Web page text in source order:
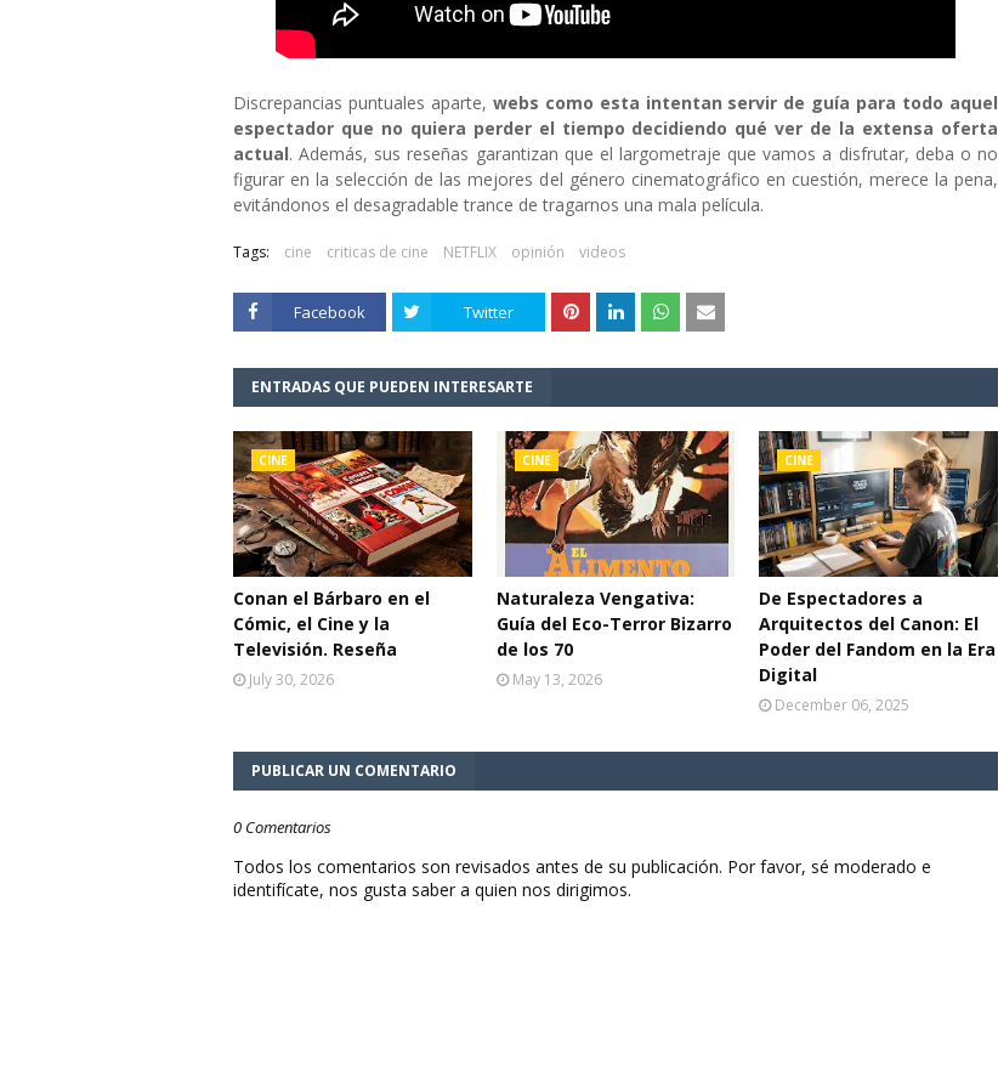
Discrepancias puntuales aparte, webs como esta intentan servir de guía para todo aquel
espectador que no quiera perder el tiempo decidiendo qué ver de la extensa oferta
actual. Además, sus reseñas garantizan que el largometraje que vamos a disfrutar, deba o no
figurar en la selección de las mejores del género cinematográfico en cuestión, merece la pena,
evitándonos el desagradable trance de tragarnos una mala película.
Tags: cine criticas de cine NETFLIX opinión videos
Facebook Twitter
ENTRADAS QUE PUEDEN INTERESARTE
CINE
Conan el Bárbaro en el
Cómic, el Cine y la
Televisión. Reseña
July 30, 2026
CINE
Naturaleza Vengativa:
Guía del Eco-Terror Bizarro
de los 70
May 13, 2026
CINE
De Espectadores a
Arquitectos del Canon: El
Poder del Fandom en la Era
Digital
December 06, 2025
PUBLICAR UN COMENTARIO
0 Comentarios
Todos los comentarios son revisados antes de su publicación. Por favor, sé moderado e
identifícate, nos gusta saber a quien nos dirigimos.